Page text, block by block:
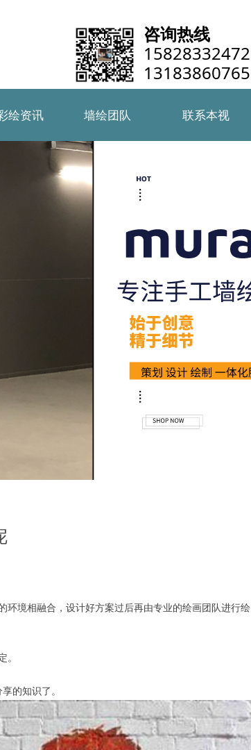
咨询热线
15828332472
13183860765
绘资讯 墙绘团队
墙绘团队
联系本视
环境相融合，设计好方案过后再由专业的绘画团队进行绘
。
的知识了。